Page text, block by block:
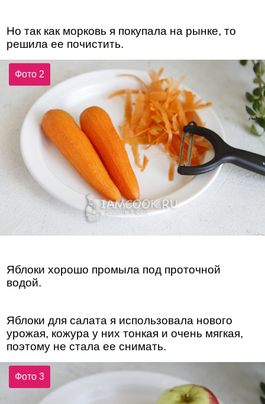
Но так как морковь я покупала на рынке, то
решила ее почистить.
Фото 2
Яблоки хорошо промыла под проточной
водой.
Яблоки для салата я использовала нового
урожая, кожура у них тонкая и очень мягкая,
поэтому не стала ее снимать.
Фото 3